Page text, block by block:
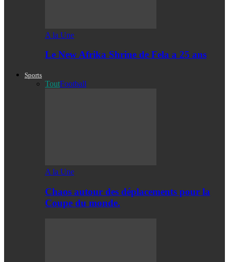
A la Une
Le New Afrika Shrine de Fela a 25 ans
Sports
ToutFootball
A la Une
Chaos autour des déplacements pour la
Coupe du monde.